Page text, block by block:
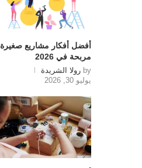
أفضل أفكار مشاريع صغيرة
مربحة في 2026
by رولا الشريدة
يوليو 30, 2026